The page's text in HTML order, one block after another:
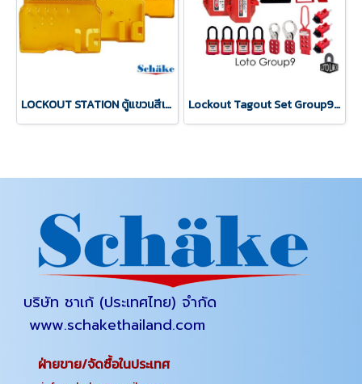
LOCKOUT STATION ตู้แขวนสีเหลืองเก็บอุปกรณ์ LOTO LOCK® Lockout Tagout Set Group9 Safety Lockbox LOTO LOCK®
บริษัท ชาเก้ (ประเทศไทย) จำกัด
www.schakethailand.com
ฝ่ายขาย/จัดซื้อในประเทศ